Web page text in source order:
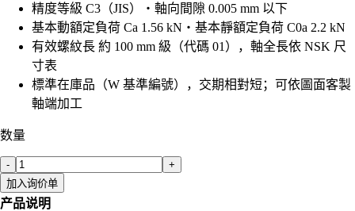
精度等級 C3（JIS）・軸向間隙 0.005 mm 以下
基本動額定負荷 Ca 1.56 kN・基本靜額定負荷 C0a 2.2 kN
有效螺紋長 約 100 mm 級（代碼 01），軸全長依 NSK 尺
寸表
標準在庫品（W 基準編號），交期相對短；可依圖面客製
軸端加工
数量
-
+
加入询价单
产品说明